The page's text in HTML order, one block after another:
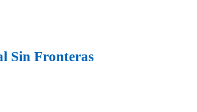
Sin Fronteras